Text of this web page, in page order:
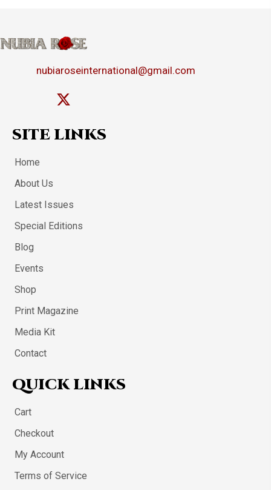
nubiaroseinternational@gmail.com
SITE LINKS
Home
About Us
Latest Issues
Special Editions
Blog
Events
Shop
Print Magazine
Media Kit
Contact
QUICK LINKS
Cart
Checkout
My Account
Terms of Service